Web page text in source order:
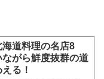
道料理の名店8
がら鮮度抜群の道
る！